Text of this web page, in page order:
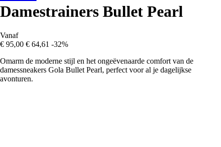
Damestrainers Bullet Pearl
Vanaf
€ 95,00 € 64,61 -32%
Omarm de moderne stijl en het ongeëvenaarde comfort van de
damessneakers Gola Bullet Pearl, perfect voor al je dagelijkse
avonturen.